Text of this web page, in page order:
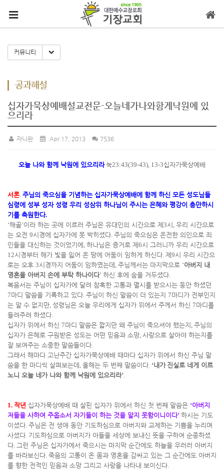
커뮤니티 Toggle Dropdown
공과해설
십자가묵상예배설교전문-오늘네가나와함게낙원에 있
으리라
자니완 Apr 17, 2013 7536
오늘 나와 함께 낙원에 있으리라 눅23:43(39-43), 13-3십자가묵상예배
서론. 주님의 죽으심을 기념하는 십자가묵상예배에 함께 하신 모든 성도님들
심령에 성부 성자 성령 우리 성삼위 하나님이 주시는 은혜와 평강이 충만하시
기를 축원한다.
‘해골’이라 하는 곳에 이르러 주님은 유대인의 시간으로 제 3시 , 우리 시간으로
는 오전 9시경에 십자가에 못 박히셨다. 주님의 죽으심은 온전한 의인으로 죄
인들을 대신하는 것이었기에 , 하나님은 증거로 제 6시 그러니까 우리 시간으로
12시경부터 해가 빛을 잃어 온 땅에 어둠이 임하게 하신다. 제 9시 우리 시간으
로는 오후 3시경까지 어둠이 임하였는데 , 주님께서는 마지막으로 ‘아버지 내
영혼을 아버지 손에 부탁 하나이다’ 하신 후에 숨을 거두셨다.
복음서는 주님이 십자가에 달려 참혹한 고통과 멸시를 받으시는 동안 하셨던
7마디 말씀을 기록하고 있다. 주님이 하신 말씀이 더 있는지 7마디가 전부인지
는 알 수 없지만, 성령님은 오늘 우리에게 십자가 위에서 주께서 하신 7마디를
들려주려 하셨다.
십자가 위에서 하신 7마디 말씀은 짧지만 왜 주님이 죽으셔야 했는지 , 주님의
십자가 은혜로 구원받은 성도는 어떤 믿음과 소망, 사랑으로 살아야 하는지를
잘 보여주는 소중한 말씀들이다.
그래서 해마다 고난주간 십자가묵상예배 때마다 십자가 위에서 하신 주님 말
씀을 한 마디씩 살펴보는데 , 올해는 두 번째 말씀이다. ‘내가 진실로 네게 이르
노니 오늘 네가 나와 함께 낙원에 있으리라’.
1. 작년 십자가묵상예배 때 살핀 십자가 위에서 하신 첫 번째 말씀은 ‘아버지
저들을 사하여 주옵소서 자기들이 하는 것을 알지 못함이니이다’ 하시는 기도
이셨다. 주님은 전 생애 동안 기도하심으로 아버지와 교제하는 기쁨을 누리며
사셨다. 기도하심으로 아버지가 아들을 세상에 보내신 뜻을 구하여 순종하셨
다. 그런 주님은 십자가에서 죽으시는 마지막 순간에도 하늘을 우러러 아버지
를 바라보신다. 죽음의 고통이 온 몸과 영혼을 감싸고 있는 그 순간에도 아버지
를 향한 전적인 믿음과 소망 그리고 사랑을 나타내 보이신다.